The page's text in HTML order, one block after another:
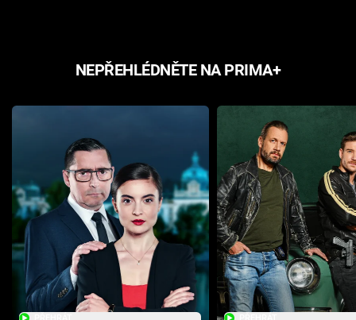
NEPŘEHLÉDNĚTE NA PRIMA+